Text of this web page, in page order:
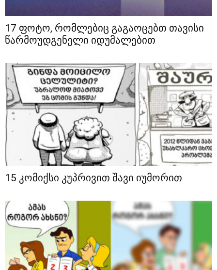
17 ფოტო, რომლებიც გაგაოცებთ თავისი
წარმოუდგენელი იდუმალებით
15 კომიქსი კუპრივით შავი იუმორით